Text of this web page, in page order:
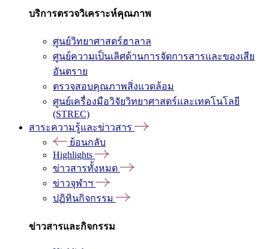
บริการตรวจวิเคราะห์คุณภาพ
ศูนย์วิทยาศาสตร์ฮาลาล
ศูนย์ความเป็นเลิศด้านการจัดการสารและของเสีย
อันตราย
ตรวจสอบคุณภาพสิ่งแวดล้อม
ศูนย์เครื่องมือวิจัยวิทยาศาสตร์และเทคโนโลยี
(STREC)
สาระความรู้และข่าวสาร
ย้อนกลับ
Highlights
ข่าวสารทั้งหมด
ข่าวจุฬาฯ
ปฏิทินกิจกรรม
ข่าวสารและกิจกรรม